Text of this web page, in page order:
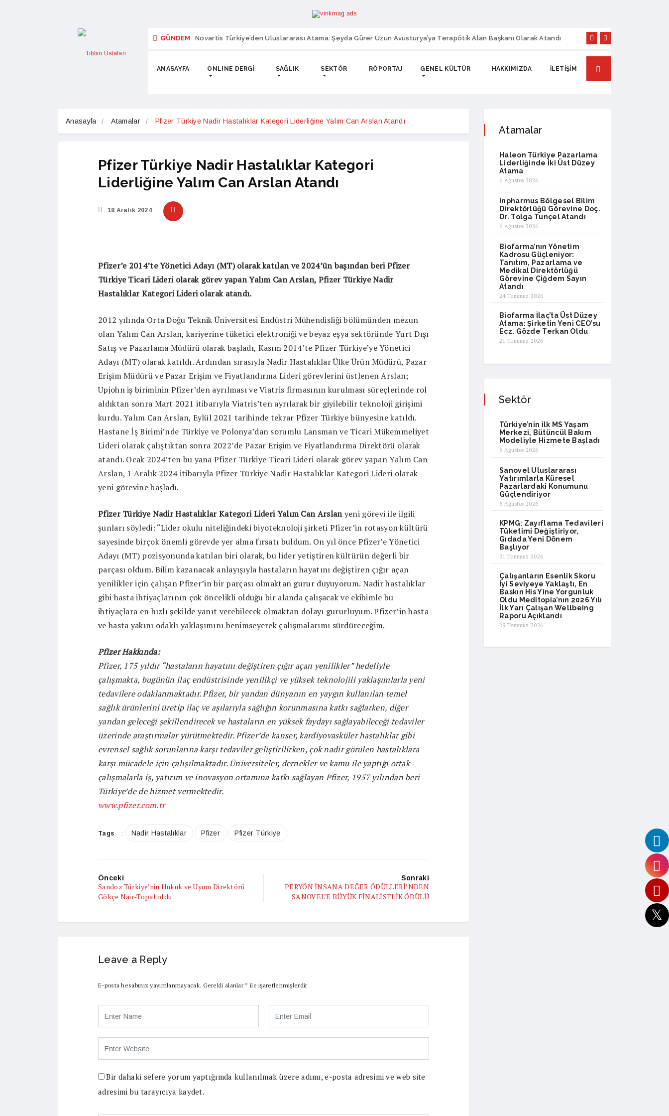
GÜNDEM Novartis Türkiye’den Uluslararası Atama: Şeyda Gürer Uzun Avusturya’ya Terapötik Alan Başkanı Olarak Atandı Sanovel İlaç’ta
ANASAYFA ONLINE DERGI SAĞLIK SEKTÖR RÖPORTAJ GENEL KÜLTÜR HAKKIMIZDA İLETIŞIM
Anasayfa Atamalar Pfizer Türkiye Nadir Hastalıklar Kategori Liderliğine Yalım Can Arslan Atandı
Pfizer Türkiye Nadir Hastalıklar Kategori
Liderliğine Yalım Can Arslan Atandı
18 Aralık 2024
Pfizer’e 2014’te Yönetici Adayı (MT) olarak katılan ve 2024’ün başından beri Pfizer
Türkiye Ticari Lideri olarak görev yapan Yalım Can Arslan, Pfizer Türkiye Nadir
Hastalıklar Kategori Lideri olarak atandı.
2012 yılında Orta Doğu Teknik Üniversitesi Endüstri Mühendisliği bölümünden mezun
olan Yalım Can Arslan, kariyerine tüketici elektroniği ve beyaz eşya sektöründe Yurt Dışı
Satış ve Pazarlama Müdürü olarak başladı, Kasım 2014’te Pfizer Türkiye’ye Yönetici
Adayı (MT) olarak katıldı. Ardından sırasıyla Nadir Hastalıklar Ülke Ürün Müdürü, Pazar
Erişim Müdürü ve Pazar Erişim ve Fiyatlandırma Lideri görevlerini üstlenen Arslan;
Upjohn iş biriminin Pfizer’den ayrılması ve Viatris firmasının kurulması süreçlerinde rol
aldıktan sonra Mart 2021 itibarıyla Viatris’ten ayrılarak bir giyilebilir teknoloji girişimi
kurdu. Yalım Can Arslan, Eylül 2021 tarihinde tekrar Pfizer Türkiye bünyesine katıldı.
Hastane İş Birimi’nde Türkiye ve Polonya’dan sorumlu Lansman ve Ticari Mükemmeliyet
Lideri olarak çalıştıktan sonra 2022’de Pazar Erişim ve Fiyatlandırma Direktörü olarak
atandı. Ocak 2024’ten bu yana Pfizer Türkiye Ticari Lideri olarak görev yapan Yalım Can
Arslan, 1 Aralık 2024 itibarıyla Pfizer Türkiye Nadir Hastalıklar Kategori Lideri olarak
yeni görevine başladı.
Pfizer Türkiye Nadir Hastalıklar Kategori Lideri Yalım Can Arslanyeni görevi ile ilgili
şunları söyledi: “Lider okulu niteliğindeki biyoteknoloji şirketi Pfizer’in rotasyon kültürü
sayesinde birçok önemli görevde yer alma fırsatı buldum. On yıl önce Pfizer’e Yönetici
Adayı (MT) pozisyonunda katılan biri olarak, bu lider yetiştiren kültürün değerli bir
parçası oldum. Bilim kazanacak anlayışıyla hastaların hayatını değiştiren çığır açan
yenilikler için çalışan Pfizer’in bir parçası olmaktan gurur duyuyorum. Nadir hastalıklar
gibi hasta ihtiyaçlarının çok öncelikli olduğu bir alanda çalışacak ve ekibimle bu
ihtiyaçlara en hızlı şekilde yanıt verebilecek olmaktan dolayı gururluyum. Pfizer’in hasta
ve hasta yakını odaklı yaklaşımını benimseyerek çalışmalarımı sürdüreceğim.
Pfizer Hakkında:
Pfizer, 175 yıldır “hastaların hayatını değiştiren çığır açan yenilikler” hedefiyle
çalışmakta, bugünün ilaç endüstrisinde yenilikçi ve yüksek teknolojili yaklaşımlarla yeni
tedavilere odaklanmaktadır. Pfizer, bir yandan dünyanın en yaygın kullanılan temel
sağlık ürünlerini üretip ilaç ve aşılarıyla sağlığın korunmasına katkı sağlarken, diğer
yandan geleceği şekillendirecek ve hastaların en yüksek faydayı sağlayabileceği tedaviler
üzerinde araştırmalar yürütmektedir. Pfizer’de kanser, kardiyovasküler hastalıklar gibi
evrensel sağlık sorunlarına karşı tedaviler geliştirilirken, çok nadir görülen hastalıklara
karşı mücadele için çalışılmaktadır. Üniversiteler, dernekler ve kamu ile yaptığı ortak
çalışmalarla iş, yatırım ve inovasyon ortamına katkı sağlayan Pfizer, 1957 yılından beri
Türkiye’de de hizmet vermektedir.
www.pfizer.com.tr
Tags : Nadir Hastalıklar Pfizer Pfizer Türkiye
Önceki
Sandoz Türkiye’nin Hukuk ve Uyum Direktörü
Gökçe Nair-Topal oldu
Sonraki
PERYÖN İNSANA DEĞER ÖDÜLLERİ’NDEN
SANOVEL’E BÜYÜK FİNALİSTLİK ÖDÜLÜ
Leave a Reply
E-posta hesabınız yayımlanmayacak. Gerekli alanlar* ile işaretlenmişlerdir
Bir dahaki sefere yorum yaptığımda kullanılmak üzere adımı, e-posta adresimi ve web site
adresimi bu tarayıcıya kaydet.
Atamalar
Haleon Türkiye Pazarlama
Liderliğinde İki Üst Düzey
Atama
6 Ağustos 2026
Inpharmus Bölgesel Bilim
Direktörlüğü Görevine Doç.
Dr. Tolga Tunçel Atandı
6 Ağustos 2026
Biofarma’nın Yönetim
Kadrosu Güçleniyor:
Tanıtım, Pazarlama ve
Medikal Direktörlüğü
Görevine Çiğdem Sayın
Atandı
24 Temmuz 2026
Biofarma İlaç’ta Üst Düzey
Atama: Şirketin Yeni CEO’su
Ecz. Gözde Terkan Oldu
21 Temmuz 2026
Sektör
Türkiye’nin ilk MS Yaşam
Merkezi, Bütüncül Bakım
Modeliyle Hizmete Başladı
6 Ağustos 2026
Sanovel Uluslararası
Yatırımlarla Küresel
Pazarlardaki Konumunu
Güçlendiriyor
6 Ağustos 2026
KPMG: Zayıflama Tedavileri
Tüketimi Değiştiriyor,
Gıdada Yeni Dönem
Başlıyor
31 Temmuz 2026
Çalışanların Esenlik Skoru
İyi Seviyeye Yaklaştı, En
Baskın His Yine Yorgunluk
Oldu Meditopia’nın 2026 Yılı
İlk Yarı Çalışan Wellbeing
Raporu Açıklandı
29 Temmuz 2026